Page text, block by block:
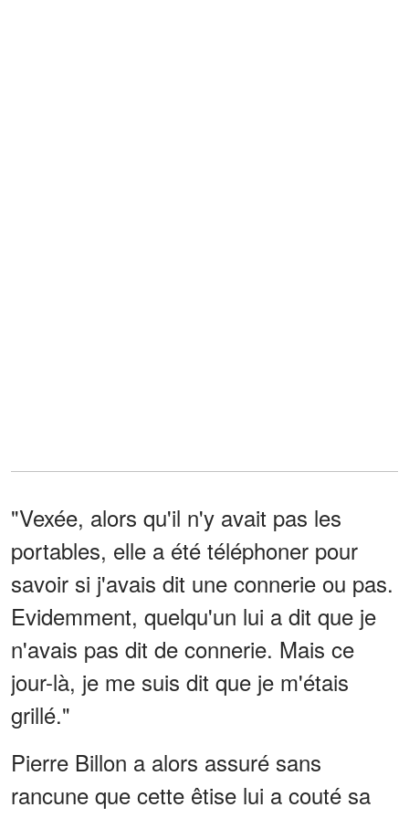
"Vexée, alors qu'il n'y avait pas les
portables, elle a été téléphoner pour
savoir si j'avais dit une connerie ou pas.
Evidemment, quelqu'un lui a dit que je
n'avais pas dit de connerie. Mais ce
jour-là, je me suis dit que je m'étais
grillé."
Pierre Billon a alors assuré sans
rancune que cette êtise lui a couté sa